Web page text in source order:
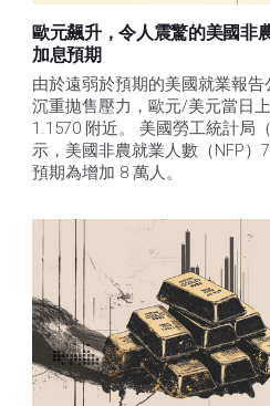
歐元飆升，令人震驚的美國非
加息預期
由於遠弱於預期的美國就業報
沉重拋售壓力，歐元/美元當日
1.1570 附近。 美國勞工統計局
示，美國非農就業人數（NFP）
預期為增加 8 萬人。